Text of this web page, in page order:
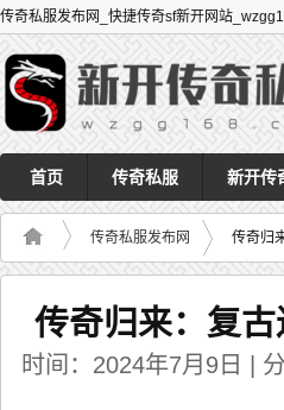
传奇私服发布网_快捷传奇sf新开网站
首页 传奇私服 新开传
传奇私服发布网 传奇归
传奇归来：复
时间：2024年7月9日 |